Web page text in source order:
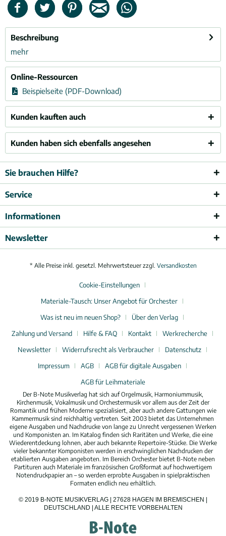
Beschreibung
mehr
Online-Ressourcen
Beispielseite (PDF-Download)
Kunden kauften auch
Kunden haben sich ebenfalls angesehen
Sie brauchen Hilfe?
Service
Informationen
Newsletter
* Alle Preise inkl. gesetzl. Mehrwertsteuer zzgl. Versandkosten
Cookie-Einstellungen
Materiale-Tausch: Unser Angebot für Orchester
Was ist neu im neuen Shop?
Über den Verlag
Zahlung und Versand
Hilfe & FAQ Kontakt
Werkrecherche
Newsletter
Widerrufsrecht als Verbraucher
Datenschutz
Impressum
AGB
AGB für digitale Ausgaben
AGB für Leihmateriale
Der B-Note Musikverlag hat sich auf Orgelmusik, Harmoniummusik,
Kirchenmusik, Vokalmusik und Orchestermusik vor allem aus der Zeit der
Romantik und frühen Moderne spezialisiert, aber auch andere Gattungen wie
Kammermusik sind reichhaltig vertreten. Seit 2003 bietet das Unternehmen
eigene Ausgaben und Nachdrucke von lange zu Unrecht vergessenen Werken
und Komponisten an. Im Katalog finden sich Raritäten und Werke, die eine
Wiederentdeckung lohnen, aber auch bekannte Repertoire-Stücke. Die Werke
vieler bekannter Komponisten werden in erschwinglichen Nachdrucken der
etablierten Ausgaben angeboten. Im Bereich Orchester bietet B-Note neben
Partituren auch Materiale im französischen Großformat auf hochwertigem
Notendruckpapier an – so werden erprobte Ausgaben in spielpraktischen
Formaten endlich neu erhältlich.
© 2019 B-NOTE MUSIKVERLAG | 27628 HAGEN IM BREMISCHEN |
DEUTSCHLAND | ALLE RECHTE VORBEHALTEN